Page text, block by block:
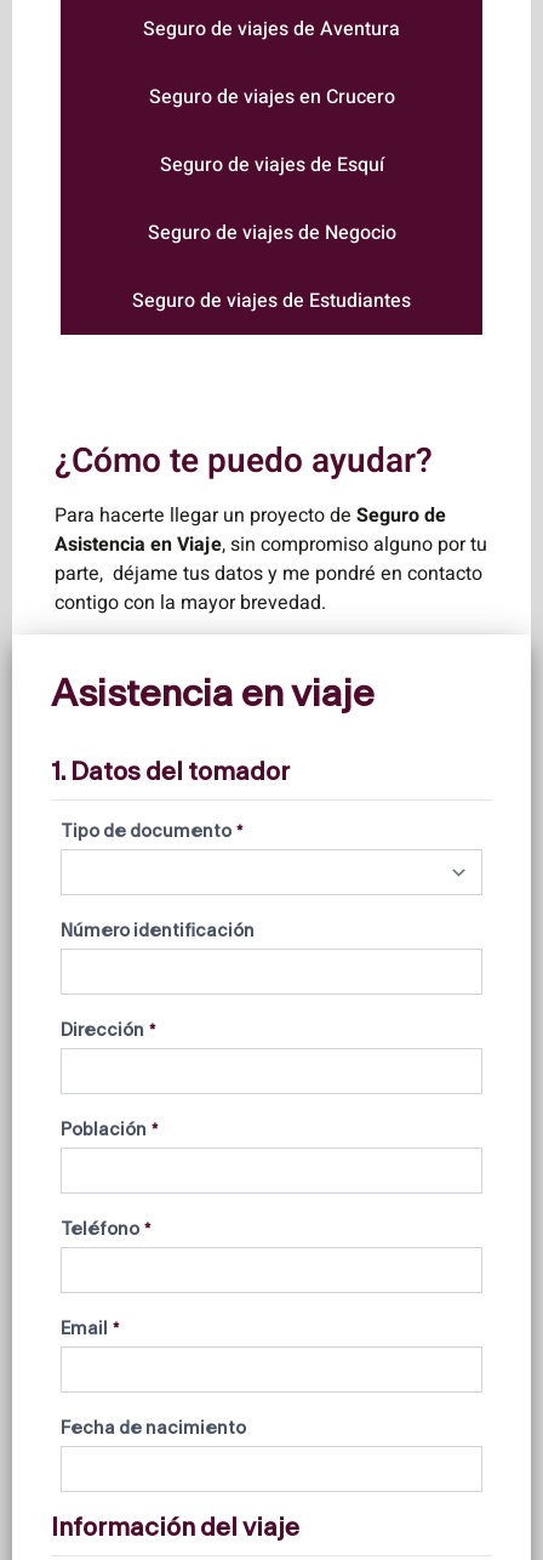
Seguro de viajes de Aventura
Seguro de viajes en Crucero
Seguro de viajes de Esquí
Seguro de viajes de Negocio
Seguro de viajes de Estudiantes
¿Cómo te puedo ayudar?
Para hacerte llegar un proyecto de Seguro de
Asistencia en Viaje, sin compromiso alguno por tu
parte, déjame tus datos y me pondré en contacto
contigo con la mayor brevedad.